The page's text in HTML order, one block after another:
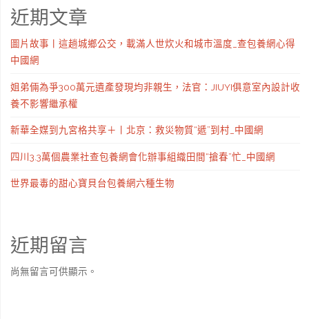
近期文章
圖片故事丨這趟城鄉公交，載滿人世炊火和城市溫度_查包養網心得
中國網
姐弟倆為爭300萬元遺產發現均非親生，法官：JIUYI俱意室內設計收
養不影響繼承權
新華全媒到九宮格共享＋丨北京：救災物質“遞”到村_中國網
四川3.3萬個農業社查包養網會化辦事組織田間“搶春”忙_中國網
世界最毒的甜心寶貝台包養網六種生物
近期留言
尚無留言可供顯示。